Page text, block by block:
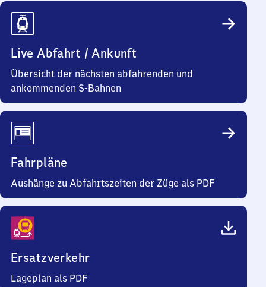
Reiseinfos
Live Abfahrt / Ankunft
Übersicht der nächsten abfahrenden und
ankommenden S-Bahnen
Fahrpläne
Aushänge zu Abfahrtszeiten der Züge als PDF
Ersatzverkehr
Lageplan als PDF